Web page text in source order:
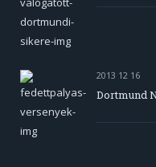
2013 12 16
Dortmund